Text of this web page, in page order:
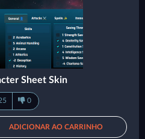
Sheet Skin
0
ADICIONAR AO CARRINHO